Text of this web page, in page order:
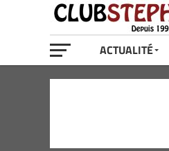
ACTUALITÉ